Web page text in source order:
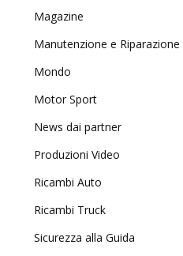
Magazine
Manutenzione e Riparazione
Mondo
Motor Sport
News dai partner
Produzioni Video
Ricambi Auto
Ricambi Truck
Sicurezza alla Guida